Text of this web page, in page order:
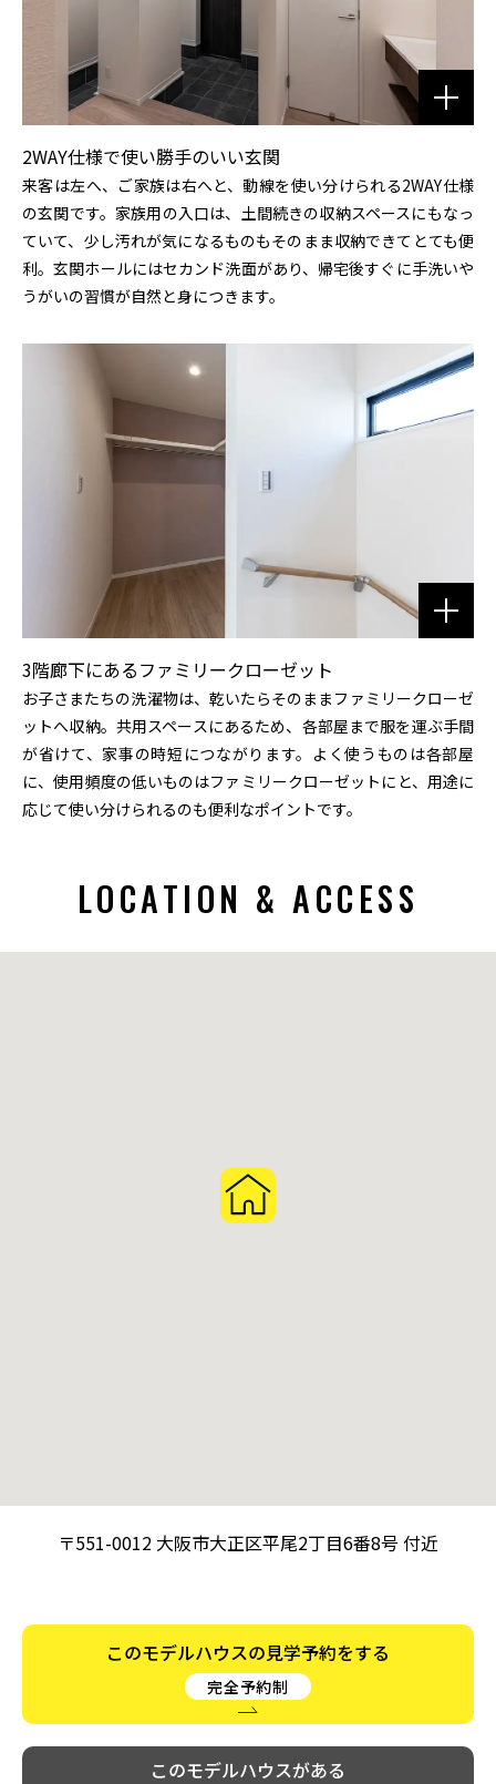
2WAY仕様で使い勝手のいい玄関
来客は左へ、ご家族は右へと、動線を使い分けられる2WAY仕様
の玄関です。家族用の入口は、土間続きの収納スペースにもなっ
ていて、少し汚れが気になるものもそのまま収納できてとても便
利。玄関ホールにはセカンド洗面があり、帰宅後すぐに手洗いや
うがいの習慣が自然と身につきます。
3階廊下にあるファミリークローゼット
お子さまたちの洗濯物は、乾いたらそのままファミリークローゼ
ットへ収納。共用スペースにあるため、各部屋まで服を運ぶ手間
が省けて、家事の時短につながります。よく使うものは各部屋
に、使用頻度の低いものはファミリークローゼットにと、用途に
応じて使い分けられるのも便利なポイントです。
LOCATION & ACCESS
〒551-0012 大阪市大正区平尾2丁目6番8号 付近
このモデルハウスの見学予約をする
完全予約制
このモデルハウスがある